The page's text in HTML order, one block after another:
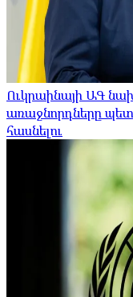
Ուկրաինայի ԱԳ
առաջնորդները
հասնելու